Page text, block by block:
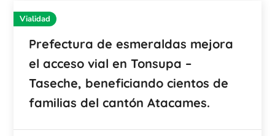
Vialidad
Prefectura de esmeraldas mejora
el acceso vial en Tonsupa –
Taseche, beneficiando cientos de
familias del cantón Atacames.